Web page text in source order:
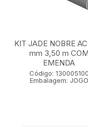
KIT JADE NOBRE
mm 3,50 m COM
EMENDA
Código: 130005100
Embalagem: JOGO